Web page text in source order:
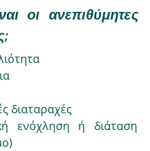
οι ανεπιθύμητες
διαταραχές
ενόχληση ή διάταση